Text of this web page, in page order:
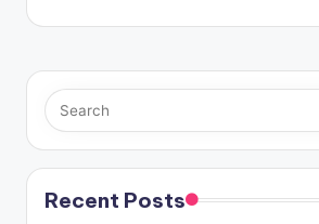
Recent Posts